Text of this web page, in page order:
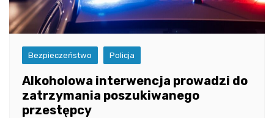
Bezpieczeństwo Policja
Alkoholowa interwencja prowadzi do
zatrzymania poszukiwanego
przestępcy